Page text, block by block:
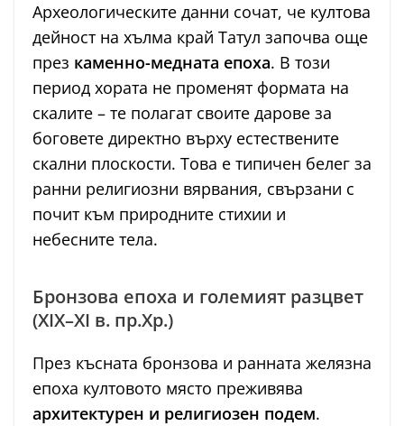
Археологическите данни сочат, че култова
дейност на хълма край Татул започва още
през каменно-медната епоха. В този
период хората не променят формата на
скалите – те полагат своите дарове за
боговете директно върху естествените
скални плоскости. Това е типичен белег за
ранни религиозни вярвания, свързани с
почит към природните стихии и
небесните тела.
Бронзова епоха и големият разцвет
(XIX–XI в. пр.Хр.)
През късната бронзова и ранната желязна
епоха култовото място преживява
архитектурен и религиозен подем.